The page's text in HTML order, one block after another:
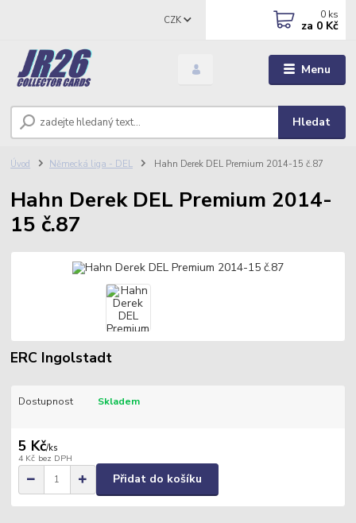
Menu
CZK
Hledat
0 ks
za 0 Kč
Úvod Německá liga - DEL Hahn Derek DEL Premium 2014-15 č.87
Hahn Derek DEL Premium 2014-
15 č.87
ERC Ingolstadt
Dostupnost Skladem
5 Kč/ks
4 Kč bez DPH
Přidat do košíku